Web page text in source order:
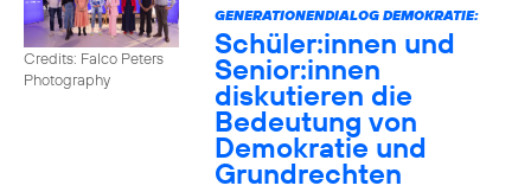
Credits: Falco Peters
Photography
GENERATIONENDIALOG DEMOKRATIE:
Schüler:innen und
Senior:innen
diskutieren die
Bedeutung von
Demokratie und
Grundrechten